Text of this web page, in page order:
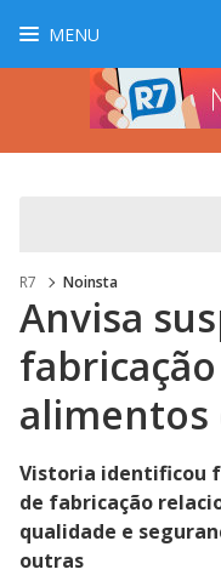
MENU
R7 Noinsta
Anvisa
alimentos
Vistoria identificou
de fabricação
qualidade e
outras